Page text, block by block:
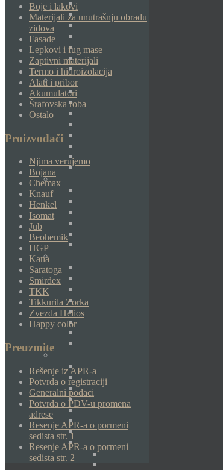
Boje i lakovi
Materijali za unutrašnju obradu
zidova
Fasade
Lepkovi i fug mase
Zaptivni materijali
Termo i hidroizolacija
Alati i pribor
Akumulatori
Šrafovska roba
Ostalo
Proizvođači
Njima verujemo
Bojana
Chemax
Knauf
Henkel
Isomat
Jub
Beohemik
HGP
Kana
Saratoga
Smirdex
TKK
Tikkurila Zorka
Zvezda Helios
Happy color
Preuzmite
Rešenje iz APR-a
Potvrda o registraciji
Generalni podaci
Potvrda o PDV-u promena
adrese
Resenje APR-a o pormeni
sedista str. 1
Resenje APR-a o pormeni
sedista str. 2